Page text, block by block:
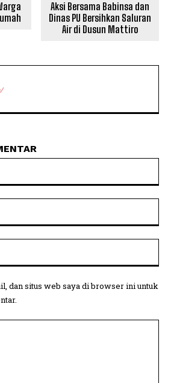
Aksi Bersama Babinsa dan
Dinas PU Bersihkan Saluran
Air di Dusun Mattiro
dan situs web saya di browser ini untuk